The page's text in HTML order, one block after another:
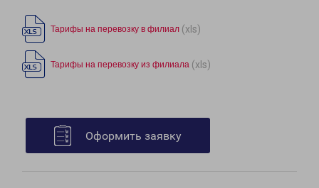
Тарифы на перевозку в филиал (xls)
Тарифы на перевозку из филиала (xls)
Оформить заявку